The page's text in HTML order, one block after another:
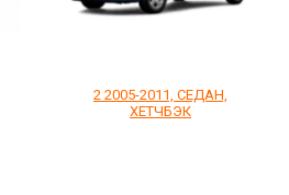
2 2005-2011, СЕДАН,
ХЕТЧБЭК